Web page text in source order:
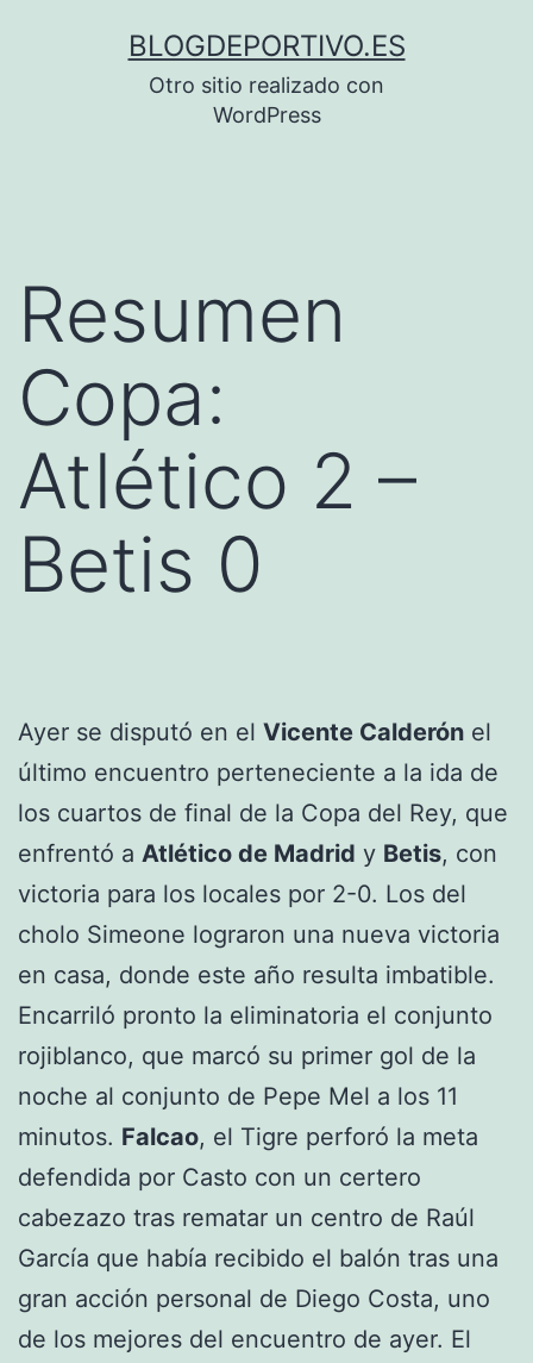
BLOGDEPORTIVO.ES
Otro sitio realizado con
WordPress
Resumen
Copa:
Atlético 2 –
Betis 0
Ayer se disputó en el Vicente Calderón el
último encuentro perteneciente a la ida de
los cuartos de final de la Copa del Rey, que
enfrentó a Atlético de Madrid y Betis, con
victoria para los locales por 2-0. Los del
cholo Simeone lograron una nueva victoria
en casa, donde este año resulta imbatible.
Encarriló pronto la eliminatoria el conjunto
rojiblanco, que marcó su primer gol de la
noche al conjunto de Pepe Mel a los 11
minutos. Falcao, el Tigre perforó la meta
defendida por Casto con un certero
cabezazo tras rematar un centro de Raúl
García que había recibido el balón tras una
gran acción personal de Diego Costa, uno
de los mejores del encuentro de ayer. El